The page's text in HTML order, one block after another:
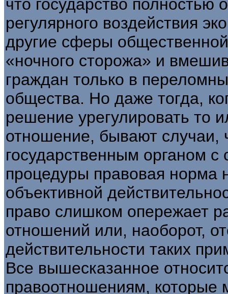
что государство пол­ностью
регулярного воздействия
другие сферы
«ночного сторожа» и
граж­дан только в
общества. Но даже тогда,
решение урегулировать то
отношение, бывают случаи,
государственным органом
процеду­ры правовая норма
объективной
право слишком опережа­ет
отношений или, наоборот,
действительности таких
Все вышесказанное
правоотношениям, которые